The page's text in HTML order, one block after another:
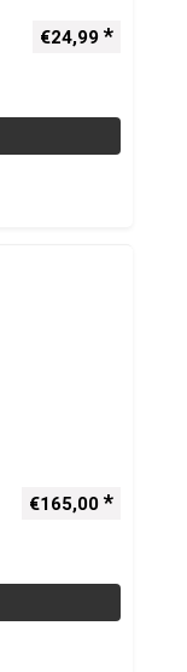
€24,99
€165,00